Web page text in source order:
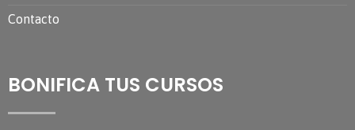
Contacto
BONIFICA TUS CURSOS